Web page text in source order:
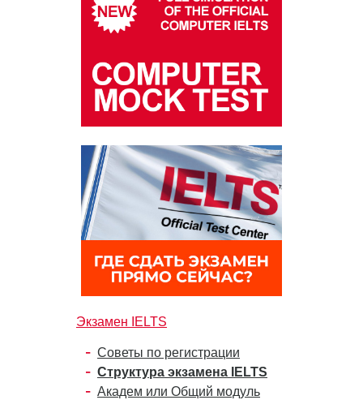
Экзамен IELTS
Советы по регистрации
Структура экзамена IELTS
Академ или Общий модуль